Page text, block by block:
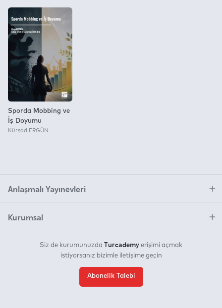
Sporda Mobbing ve
İş Doyumu
Kürşad ERGÜN
Anlaşmalı Yayınevleri
Kurumsal
Siz de kurumunuzda Turcademy erişimi açmak
istiyorsanız bizimle iletişime geçin
Abonelik Talebi